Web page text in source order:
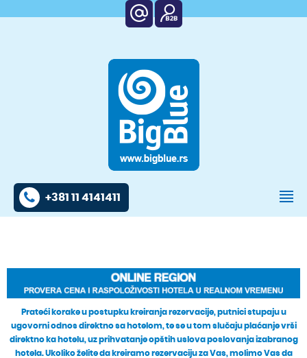
+381 11 4141411
Prateći korake u postupku kreiranja rezervacije, putnici stupaju u
ugovorni odnos direktno sa hotelom, te se u tom slučaju plaćanje vrši
direktno ka hotelu, uz prihvatanje opštih uslova poslovanja izabranog
hotela. Ukoliko želite da kreiramo rezervaciju za Vas, molimo Vas da